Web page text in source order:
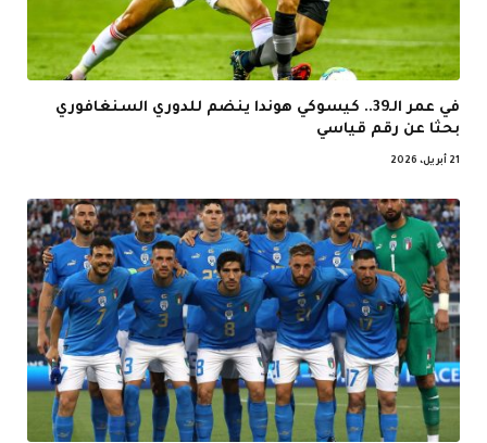
في عمر الـ39.. كيسوكي هوندا ينضم للدوري السنغافوري
بحثا عن رقم قياسي
21 أبريل، 2026